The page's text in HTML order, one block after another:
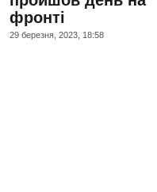
фронті
29 березня, 2023, 18:58